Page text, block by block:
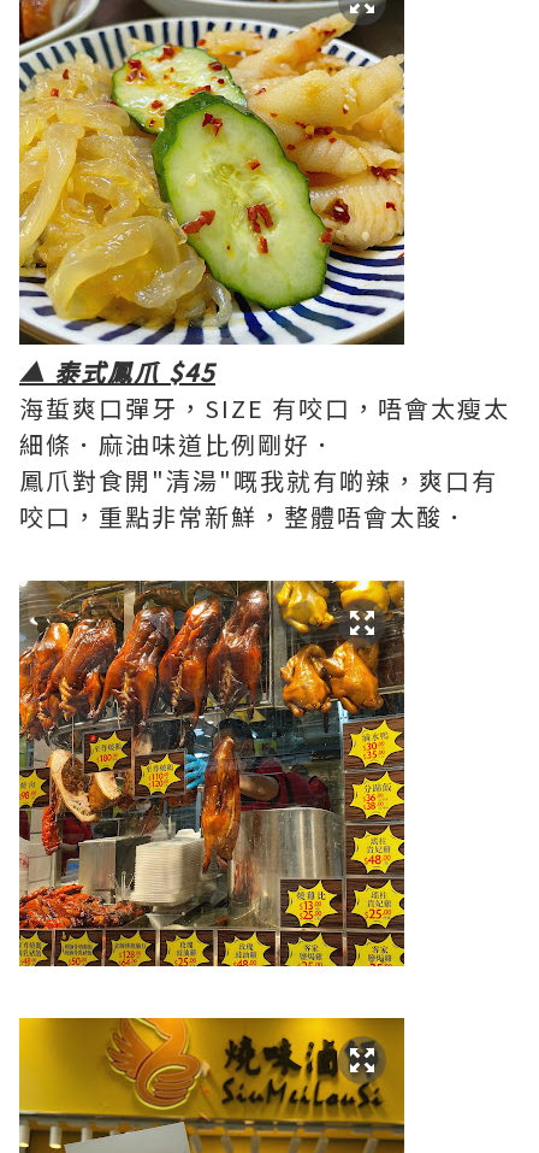
▲ 泰式鳳爪 $45
海蜇爽口彈牙，SIZE 有咬口，唔會太瘦太
細條．麻油味道比例剛好．
鳳爪對食開"清湯"嘅我就有啲辣，爽口有
咬口，重點非常新鮮，整體唔會太酸．